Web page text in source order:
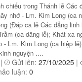
chiếu trong Thánh lễ Các
nhớ - Lm. Kim Long (ca
(Đáp ca lễ Các đẳng
(ca dâng lễ); Khát xa
- Lm. Kim Long (ca hiệp
nguyện ....
| Gửi lên: 27/10/2025 |
luận: 0